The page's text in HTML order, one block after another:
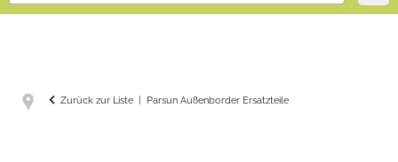
Zurück zur Liste Parsun Außenborder Ersatzteile